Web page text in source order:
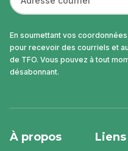
En soumettant vos
pour recevoir des courriels et
de TFO. Vous pouvez à tout
désabonnant.
À propos